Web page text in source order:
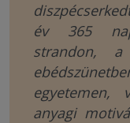
év 365
strandon, a
egyetemen,
anyagi